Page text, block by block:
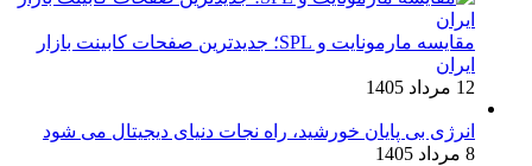
مقایسه مارمونایت و SPL؛ جدیدترین صفحات کابینت بازار
ایران
12 مرداد 1405
انرژی بی‌ پایان خورشید، راه نجات دنیای دیجیتال می شود
8 مرداد 1405